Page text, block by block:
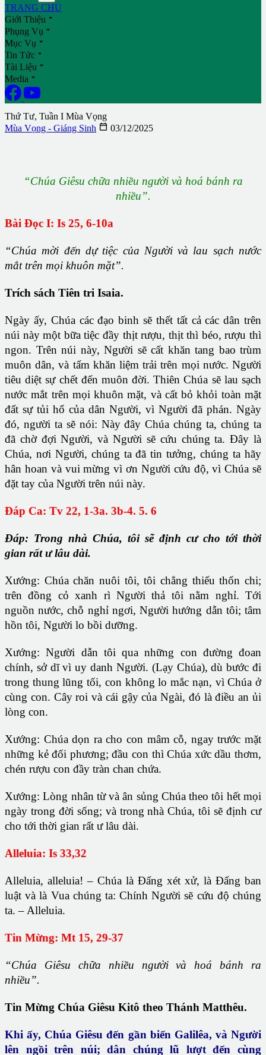
TRANG CHỦ
Giới Thiệu 
Phụng Vụ 
Mục Vụ 
Tin Tức 
Tài Liệu 
Media 
Thứ Tư, Tuần I Mùa Vọng
Mùa Vọng - Giáng Sinh  03/12/2025
“Chúa Giêsu chữa nhiều người và hoá bánh ra
nhiều”.
Bài Đọc I: Is 25, 6-10a
“Chúa mời đến dự tiệc của Người và lau sạch nước
mắt trên mọi khuôn mặt”.
Trích sách Tiên tri Isaia.
Ngày ấy, Chúa các đạo binh sẽ thết tất cả các dân trên
núi này một bữa tiệc đầy thịt rượu, thịt thì béo, rượu thì
ngon. Trên núi này, Người sẽ cất khăn tang bao trùm
muôn dân, và tấm khăn liệm trải trên mọi nước. Người
tiêu diệt sự chết đến muôn đời. Thiên Chúa sẽ lau sạch
nước mắt trên mọi khuôn mặt, và cất bỏ khỏi toàn mặt
đất sự tủi hổ của dân Người, vì Người đã phán. Ngày
đó, người ta sẽ nói: Này đây Chúa chúng ta, chúng ta
đã chờ đợi Người, và Người sẽ cứu chúng ta. Ðây là
Chúa, nơi Người, chúng ta đã tin tưởng, chúng ta hãy
hân hoan và vui mừng vì ơn Người cứu độ, vì Chúa sẽ
đặt tay của Người trên núi này.
Ðáp Ca: Tv 22, 1-3a. 3b-4. 5. 6
Ðáp: Trong nhà Chúa, tôi sẽ định cư cho tới thời
gian rất ư lâu dài.
Xướng: Chúa chăn nuôi tôi, tôi chẳng thiếu thốn chi;
trên đồng cỏ xanh rì Người thả tôi nằm nghỉ. Tới
nguồn nước, chỗ nghỉ ngơi, Người hướng dẫn tôi; tâm
hồn tôi, Người lo bồi dưỡng.
Xướng: Người dẫn tôi qua những con đường đoan
chính, sở dĩ vì uy danh Người. (Lạy Chúa), dù bước đi
trong thung lũng tối, con không lo mắc nạn, vì Chúa ở
cùng con. Cây roi và cái gậy của Ngài, đó là điều an ủi
lòng con.
Xướng: Chúa dọn ra cho con mâm cỗ, ngay trước mặt
những kẻ đối phương; đầu con thì Chúa xức dầu thơm,
chén rượu con đầy tràn chan chứa.
Xướng: Lòng nhân từ và ân sủng Chúa theo tôi hết mọi
ngày trong đời sống; và trong nhà Chúa, tôi sẽ định cư
cho tới thời gian rất ư lâu dài.
Alleluia: Is 33,32
Alleluia, alleluia! – Chúa là Ðấng xét xử, là Ðấng ban
luật và là Vua chúng ta: Chính Người sẽ cứu độ chúng
ta. – Alleluia.
Tin Mừng: Mt 15, 29-37
“Chúa Giêsu chữa nhiều người và hoá bánh ra
nhiều”.
Tin Mừng Chúa Giêsu Kitô theo Thánh Matthêu.
Khi ấy, Chúa Giêsu đến gần biển Galilêa, và Người
lên ngồi trên núi; dân chúng lũ lượt đến cùng